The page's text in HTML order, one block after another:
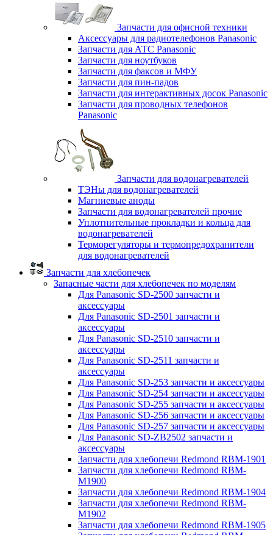
Запчасти для офисной техники
Аксессуары для радиотелефонов Panasonic
Запчасти для АТС Panasonic
Запчасти для ноутбуков
Запчасти для факсов и МФУ
Запчасти для пин-падов
Запчасти для интерактивных досок Panasonic
Запчасти для проводных телефонов
Panasonic
Запчасти для водонагревателей
ТЭНы для водонагревателей
Магниевые аноды
Запчасти для водонагревателей прочие
Уплотнительные прокладки и кольца для
водонагревателей
Терморегуляторы и термопредохранители
для водонагревателей
Запчасти для хлебопечек
Запасные части для хлебопечек по моделям
Для Panasonic SD-2500 запчасти и
аксессуары
Для Panasonic SD-2501 запчасти и
аксессуары
Для Panasonic SD-2510 запчасти и
аксессуары
Для Panasonic SD-2511 запчасти и
аксессуары
Для Panasonic SD-253 запчасти и аксессуары
Для Panasonic SD-254 запчасти и аксессуары
Для Panasonic SD-255 запчасти и аксессуары
Для Panasonic SD-256 запчасти и аксессуары
Для Panasonic SD-257 запчасти и аксессуары
Для Panasonic SD-ZB2502 запчасти и
аксессуары
Запчасти для хлебопечи Redmond RBM-1901
Запчасти для хлебопечи Redmond RBM-
M1900
Запчасти для хлебопечи Redmond RBM-1904
Запчасти для хлебопечи Redmond RBM-
M1902
Запчасти для хлебопечи Redmond RBM-1905